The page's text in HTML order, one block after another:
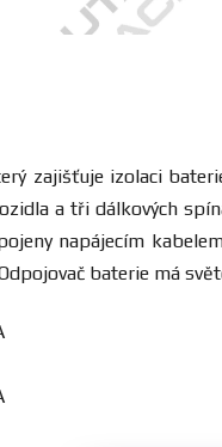
zajišťuje izolaci
a tři dálkových
napájecím
baterie má